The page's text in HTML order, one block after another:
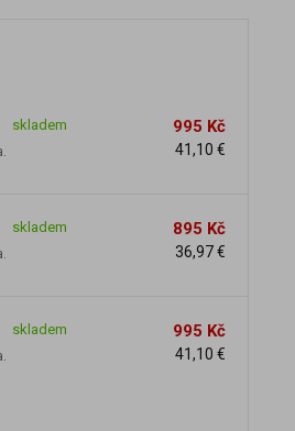
skladem 995 Kč
41,10 €
skladem 895 Kč
36,97 €
skladem 995 Kč
41,10 €